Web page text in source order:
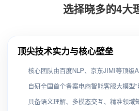
选择晓多的4大
顶尖技术实力与核心壁垒
核心团队由百度NLP、京东JIMI等顶级
自研全国首个备案电商智能客服大模型
具备语义理解、多模态交互、精准领域